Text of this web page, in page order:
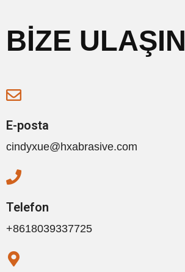
BİZE ULAŞIN
E-posta
cindyxue@hxabrasive.com
Telefon
+8618039337725